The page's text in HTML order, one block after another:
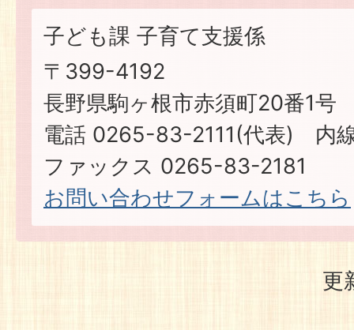
子ども課 子育て支援係
〒399-4192
長野県駒ヶ根市赤須町20番1号
電話 0265-83-2111(代表) 内
ファックス 0265-83-2181
お問い合わせフォームはこちら
更